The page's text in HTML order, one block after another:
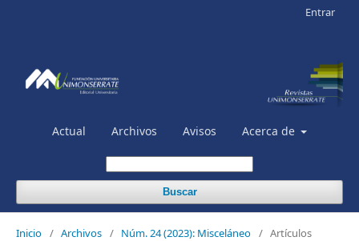
Actual Archivos Avisos Acerca de
Buscar
Entrar
Inicio / Archivos / Núm. 24 (2023): Misceláneo / Artículos